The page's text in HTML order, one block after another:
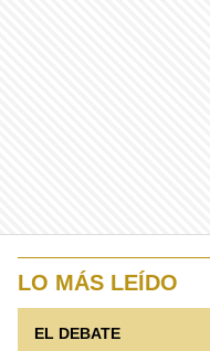
LO MÁS LEÍDO
EL DEBATE